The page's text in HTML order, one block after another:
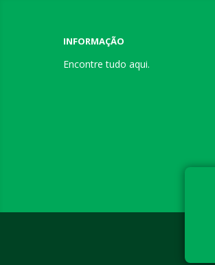
INFORMAÇÃO
Encontre tudo aqui.